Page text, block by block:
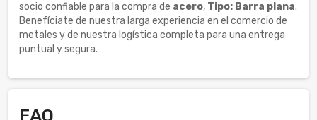
socio confiable para la compra de acero, Tipo: Barra plana.
Benefíciate de nuestra larga experiencia en el comercio de
metales y de nuestra logística completa para una entrega
puntual y segura.
FAQ